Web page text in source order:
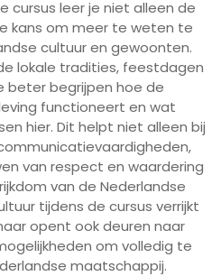
cursus leer je niet alleen de
kans om meer te weten te
cultuur en gewoonten.
lokale tradities, feestdagen
beter begrijpen hoe de
functioneert en wat
hier. Dit helpt niet alleen bij
van respect en waardering
van de Nederlandse
tijdens de cursus verrijkt
opent ook deuren naar
om volledig te
maatschappij.